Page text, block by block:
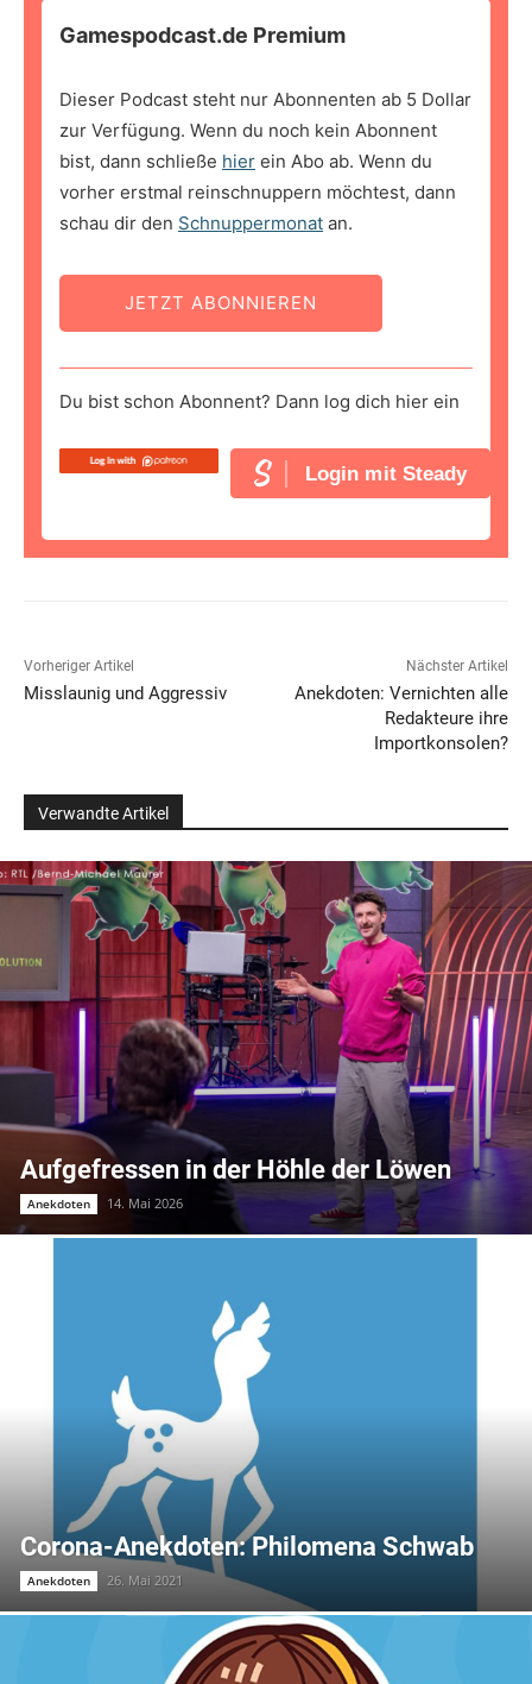
Gamespodcast.de Premium
Dieser Podcast steht nur Abonnenten ab 5 Dollar
zur Verfügung. Wenn du noch kein Abonnent
bist, dann schließe hier ein Abo ab. Wenn du
vorher erstmal reinschnuppern möchtest, dann
schau dir den Schnuppermonat an.
JETZT ABONNIEREN
Du bist schon Abonnent? Dann log dich hier ein
Login mit Steady
Vorheriger Artikel
Misslaunig und Aggressiv
Nächster Artikel
Anekdoten: Vernichten alle
Redakteure ihre
Importkonsolen?
Verwandte Artikel
Aufgefressen in der Höhle der Löwen
Anekdoten 14. Mai 2026
Corona-Anekdoten: Philomena Schwab
Anekdoten 26. Mai 2021